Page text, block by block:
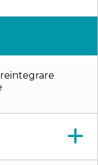
reintegrare